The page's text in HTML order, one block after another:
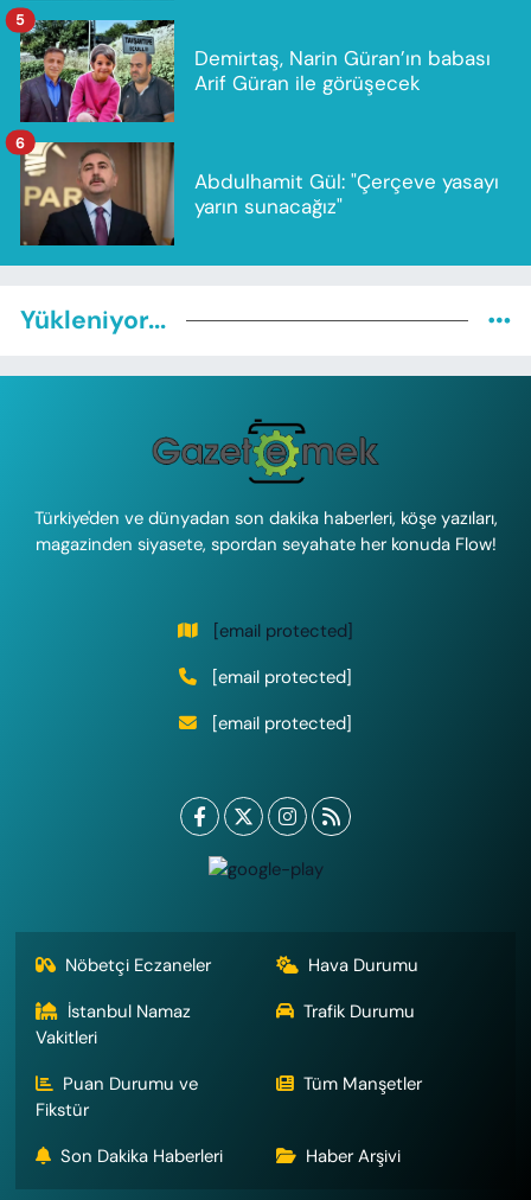
Demirtaş, Narin Güran’ın babası
Arif Güran ile görüşecek
5
Abdulhamit Gül: "Çerçeve yasayı
yarın sunacağız"
6
Yükleniyor...
Türkiye'den ve dünyadan son dakika haberleri, köşe yazıları,
magazinden siyasete, spordan seyahate her konuda Flow!
[email protected]
[email protected]
[email protected]
Nöbetçi Eczaneler
Hava Durumu
İstanbul Namaz
Vakitleri
Trafik Durumu
Puan Durumu ve
Fikstür
Tüm Manşetler
Son Dakika Haberleri Haber Arşivi